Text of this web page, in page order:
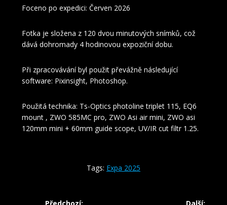
Foceno po expedici: Červen 2026
Fotka je složena z 120 dvou minutových snímků, což
dává dohromady 4 hodinovou expoziční dobu.
Při zpracovávání byl použit převážně následující
software: Pixinsight, Photoshop.
Použitá technika: Ts-Optics photoline triplet 115, EQ6
mount , ZWO 585MC pro, ZWO Asi air mini, ZWO asi
120mm mini + 60mm guide scope, UV/IR cut filtr 1.25.
Tags: Expa 2025
Navigace